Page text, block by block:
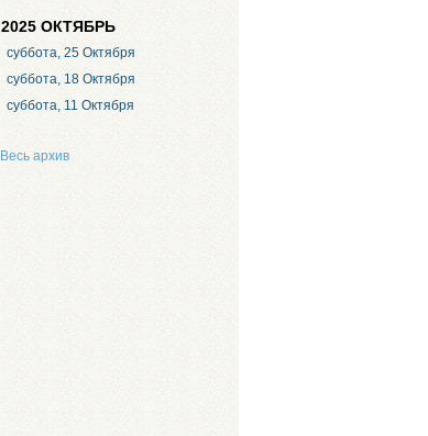
2025 ОКТЯБРЬ
суббота, 25 Октября
суббота, 18 Октября
суббота, 11 Октября
Весь архив